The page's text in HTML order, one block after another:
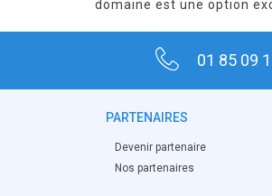
domaine est une option
01 85 09
PARTENAIRES
Devenir partenaire
Nos partenaires